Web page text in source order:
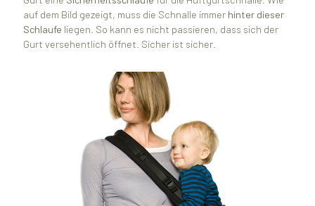
auf dem Bild gezeigt, muss die Schnalle immer hinter dieser
Schlaufe liegen. So kann es nicht passieren, dass sich der
Gurt versehentlich öffnet. Sicher ist sicher.